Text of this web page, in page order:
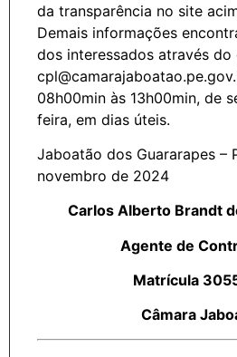
da transparência no site
Demais informações
dos interessados através do
08h00min às 13h00min, de
feira, em dias úteis.
Jaboatão dos Guararapes –
novembro de 2024
Carlos Alberto Brandt
Agente de
Matrícula
Câmara